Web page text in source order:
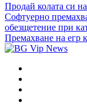
Продай колата си
Софтуерно
обезщетение при
Премахване на егр